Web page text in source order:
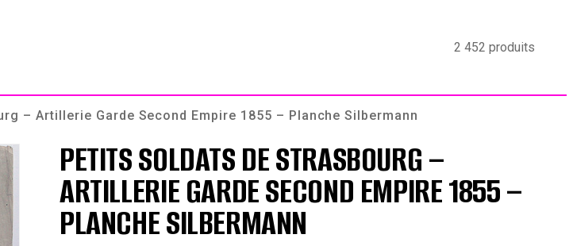
2 452 produits
– Artillerie Garde Second Empire 1855 – Planche Silbermann
PETITS SOLDATS DE STRASBOURG –
ARTILLERIE GARDE SECOND EMPIRE 1855 –
PLANCHE SILBERMANN